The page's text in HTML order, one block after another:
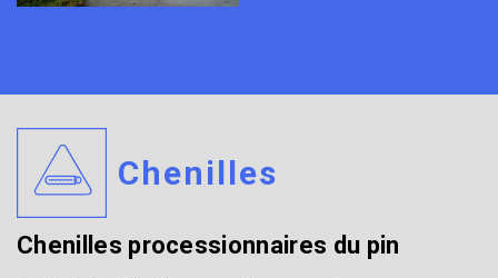
Chenilles
Chenilles processionnaires du pin